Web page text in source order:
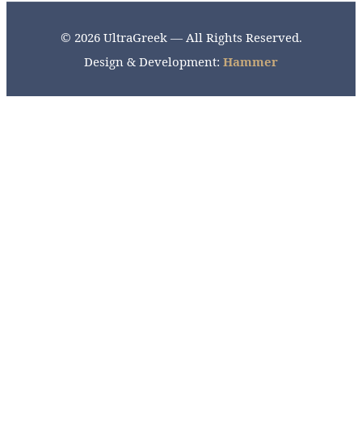
© 2026 UltraGreek — All Rights Reserved.
Design & Development: Hammer